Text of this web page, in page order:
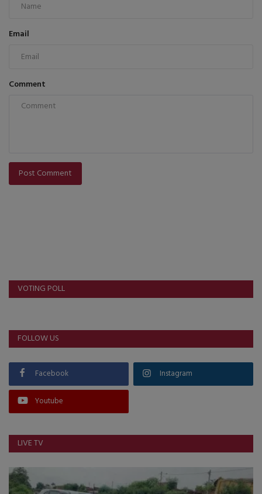
Email
Comment
Post Comment
VOTING POLL
FOLLOW US
Facebook Instagram
Youtube
LIVE TV